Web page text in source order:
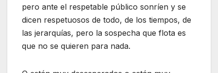
pero ante el respetable público sonríen y se
dicen respetuosos de todo, de los tiempos, de
las jerarquías, pero la sospecha que flota es
que no se quieren para nada.